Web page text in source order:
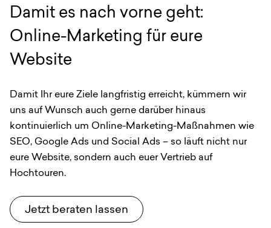
:Damit es nach vorne geht:
Online-Marketing für eure
Website
Damit Ihr eure Ziele langfristig erreicht, kümmern wir
uns auf Wunsch auch gerne darüber hinaus
kontinuierlich um Online-Marketing-Maßnahmen wie
SEO, Google Ads und Social Ads – so läuft nicht nur
eure Website, sondern auch euer Vertrieb auf
Hochtouren.
Jetzt beraten lassen